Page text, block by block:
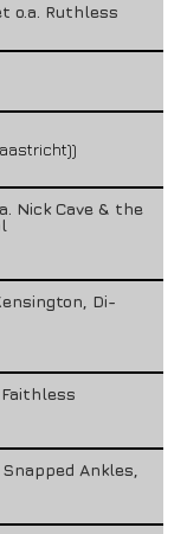
o.a. Ruthless
Nick Cave & the
Di-
Ankles,